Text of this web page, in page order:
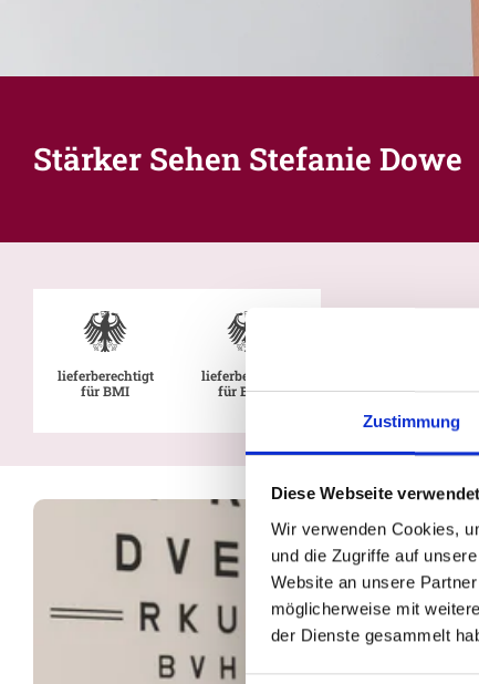
Zustimmung
Diese Webseite
Wir verwenden Cookies,
und die Zugriffe auf
Website an unsere
möglicherweise mit
der Dienste gesammelt
Stärker Sehen Stefanie Dowe
lieferberechtigt
für BMI
lieferberechtigt
für BMVg